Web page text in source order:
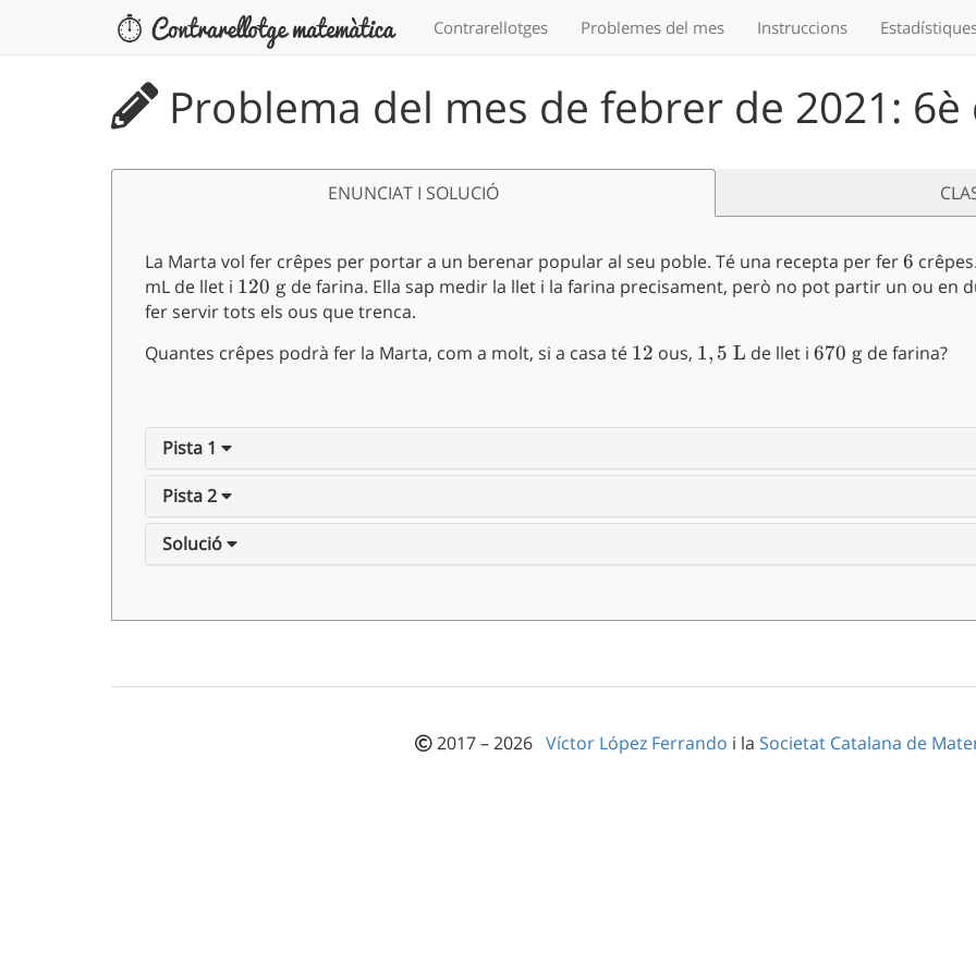
Contrarellotges Problemes del mes Instruccions
Problema del mes de febrer de 2021:
ENUNCIAT I SOLUCIÓ
La Marta vol fer crêpes per portar a un berenar popular al seu poble. Té una recepta per fer6
6
mL de llet i 120
\text{
120 g de farina. Ella sap medir la llet i la farina precisament, però no pot partir un ou en
fer servir tots els ous que trenca.
Quantes crêpes podrà fer la Marta, com a molt, si a casa té 12
12 ous, 1,5
1, 5 L de llet i670
670 g de farina?
Pista 1
Pista 2
Solució
2017 – 2026 Víctor López Ferrando i la Societat Catalana de